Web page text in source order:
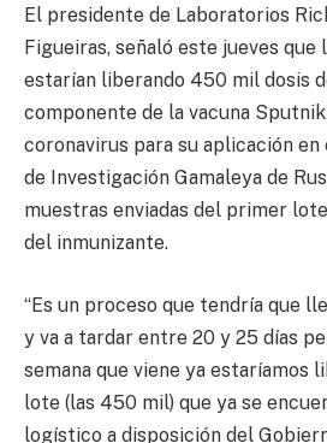
El presidente de Laboratorios
Figueiras, señaló este jueves que
estarían liberando 450 mil dosis
componente de la vacuna
coronavirus para su aplicación en
de Investigación Gamaleya de
muestras enviadas del primer
del inmunizante.
“Es un proceso que tendría que
y va a tardar entre 20 y 25 días
semana que viene ya estaríamos
lote (las 450 mil) que ya se
logístico a disposición del